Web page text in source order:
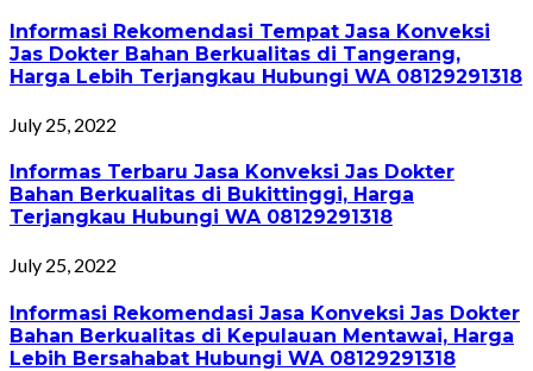
Informasi Rekomendasi Tempat Jasa Konveksi
Jas Dokter Bahan Berkualitas di Tangerang,
Harga Lebih Terjangkau Hubungi WA 08129291318
July 25, 2022
Informas Terbaru Jasa Konveksi Jas Dokter
Bahan Berkualitas di Bukittinggi, Harga
Terjangkau Hubungi WA 08129291318
July 25, 2022
Informasi Rekomendasi Jasa Konveksi Jas Dokter
Bahan Berkualitas di Kepulauan Mentawai, Harga
Lebih Bersahabat Hubungi WA 08129291318